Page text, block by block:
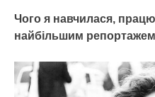
Чого я навчилася,
найбільшим